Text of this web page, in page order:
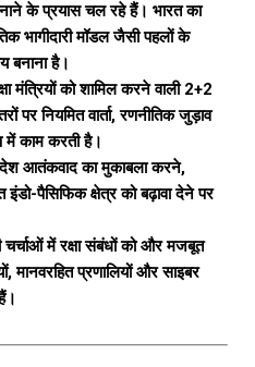
के प्रयास चल रहे हैं। भारत का
भागीदारी मॉडल जैसी पहलों के
बनाना है।
मंत्रियों को शामिल करने वाली 2+2
पर नियमित वार्ता, रणनीतिक जुड़ाव
काम करती है।
देश आतंकवाद का मुकाबला करने,
पैसिफिक क्षेत्र को बढ़ावा देने पर
चर्चाओं में रक्षा संबंधों को और मजबूत
मानवरहित प्रणालियों और साइबर